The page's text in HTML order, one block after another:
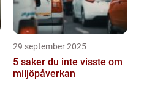
29 september 2025
5 saker du inte visste om
miljöpåverkan